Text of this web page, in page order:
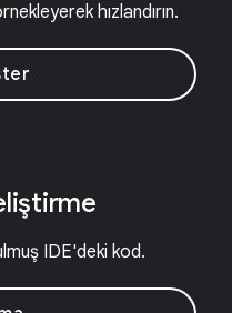
hızlandırın.
IDE'deki kod.